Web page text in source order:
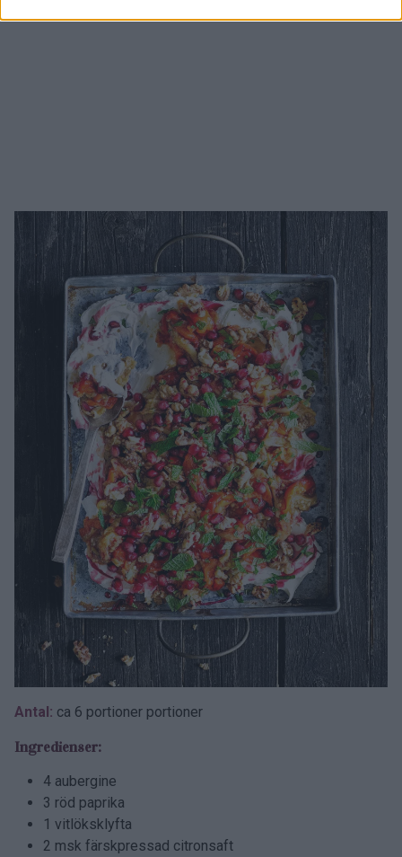
Antal: ca 6 portioner portioner
Ingredienser:
4 aubergine
3 röd paprika
1 vitlöksklyfta
2 msk färskpressad citronsaft